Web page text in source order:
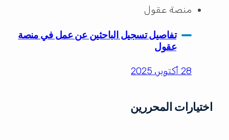
تفاصيل تسجيل الباحثين عن عمل في منصة
عقول
28 أكتوبر، 2025
اختيارات المحررين